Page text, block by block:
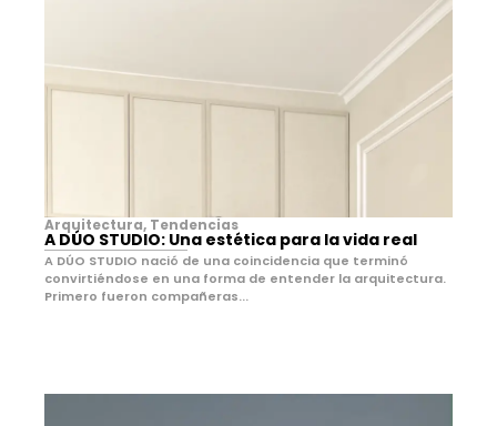
Arquitectura, Tendencias
A DÚO STUDIO: Una estética para la vida real
A DÚO STUDIO nació de una coincidencia que terminó
convirtiéndose en una forma de entender la arquitectura.
Primero fueron compañeras...